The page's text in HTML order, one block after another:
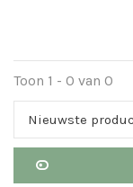
Toon 1 - 0 van 0
Nieuwste